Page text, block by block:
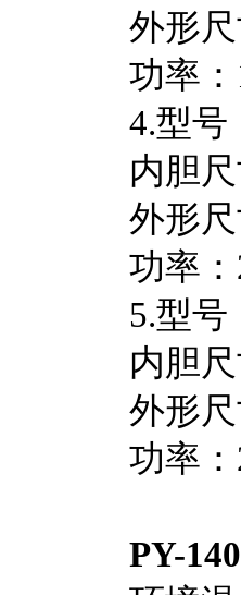
外形
功率
4.型号
内胆
外形
功率
5.型号
内胆
外形
功率
PY-